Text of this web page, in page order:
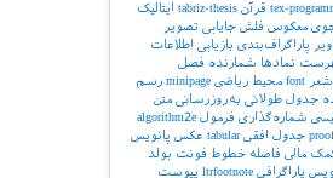
tex- قرآن tabriz-thesis
ایتالیک
معکوس فلش جایابی تصویر
پاراگراف‌بندی بازیابی اطلاعات
نمادها
شمارنده فصل
font محیط ریاضی minipage رسم
جدول طولانی به‌روزرسانی متن
شماره‌گذاری فرمول algorithm2e
proof جدول افقی tabular عکس پانویس
مالی فاصله خطوط فونت بولد
پاراگرافی ltrfootnote پیوست